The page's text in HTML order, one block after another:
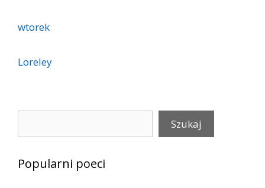
wtorek
Loreley
Szukaj
Popularni poeci